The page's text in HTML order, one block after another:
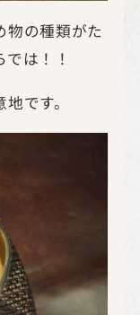
物の種類がた
は！！
です。